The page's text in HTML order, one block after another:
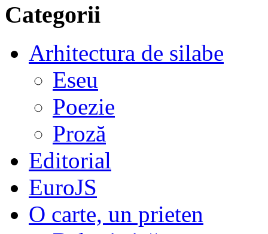
Categorii
Arhitectura de silabe
Eseu
Poezie
Proză
Editorial
EuroJS
O carte, un prieten